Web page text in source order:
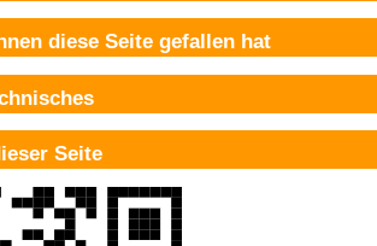
diese Seite gefallen hat
Seite